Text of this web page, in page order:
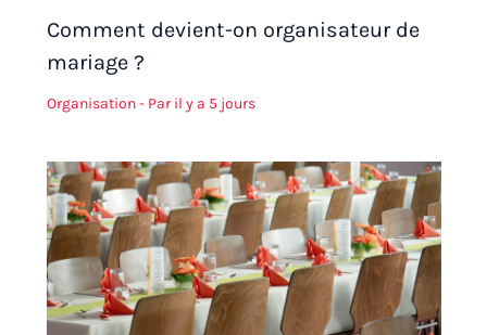
Comment devient-on organisateur de
mariage ?
Organisation- Par il y a 5 jours